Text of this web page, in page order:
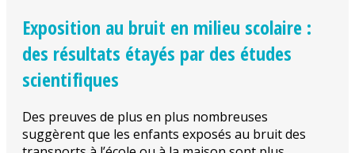
Exposition au bruit en milieu scolaire :
des résultats étayés par des études
scientifiques
Des preuves de plus en plus nombreuses
suggèrent que les enfants exposés au bruit des